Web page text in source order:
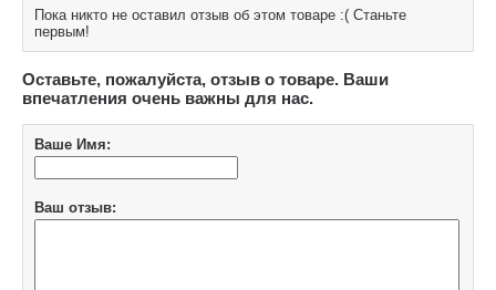
Пока никто не оставил отзыв об этом товаре :( Станьте
первым!
Оставьте, пожалуйста, отзыв о товаре. Ваши
впечатления очень важны для нас.
Ваше Имя:
Ваш отзыв: